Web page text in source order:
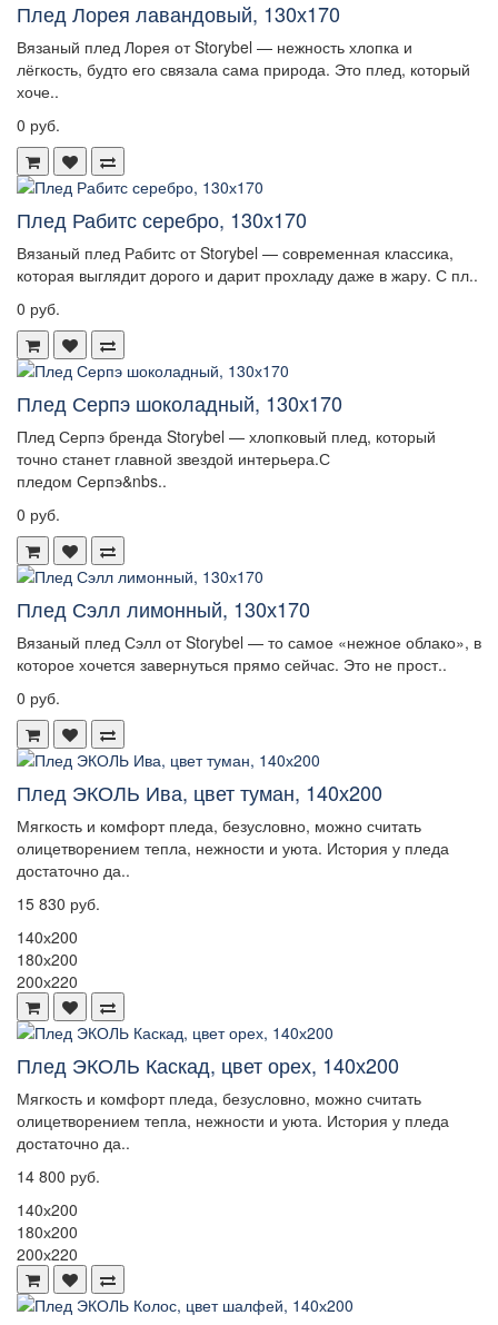
Плед Лорея лавандовый, 130х170
Вязаный плед Лорея от Storybel — нежность хлопка и
лёгкость, будто его связала сама природа. Это плед, который
хоче..
0 руб.
Плед Рабитс серебро, 130х170
Вязаный плед Рабитс от Storybel — современная классика,
которая выглядит дорого и дарит прохладу даже в жару. С пл..
0 руб.
Плед Серпэ шоколадный, 130х170
Плед Серпэ бренда Storybel — хлопковый плед, который
точно станет главной звездой интерьера.С
пледом Серпэ&nbs..
0 руб.
Плед Сэлл лимонный, 130х170
Вязаный плед Сэлл от Storybel — то самое «нежное облако», в
которое хочется завернуться прямо сейчас. Это не прост..
0 руб.
Плед ЭКОЛЬ Ива, цвет туман, 140х200
Мягкость и комфорт пледа, безусловно, можно считать
олицетворением тепла, нежности и уюта. История у пледа
достаточно да..
15 830 руб.
140х200
180х200
200х220
Плед ЭКОЛЬ Каскад, цвет орех, 140х200
Мягкость и комфорт пледа, безусловно, можно считать
олицетворением тепла, нежности и уюта. История у пледа
достаточно да..
14 800 руб.
140х200
180х200
200х220